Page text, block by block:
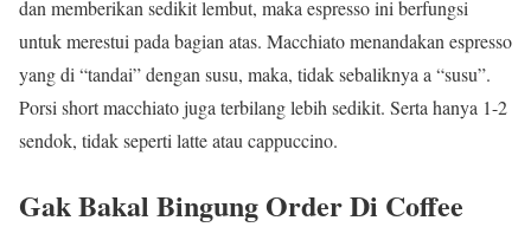
dan memberikan sedikit lembut, maka espresso ini berfungsi
untuk merestui pada bagian atas. Macchiato menandakan espresso
yang di “tandai” dengan susu, maka, tidak sebaliknya a “susu”.
Porsi short macchiato juga terbilang lebih sedikit. Serta hanya 1-2
sendok, tidak seperti latte atau cappuccino.
Gak Bakal Bingung Order Di Coffee